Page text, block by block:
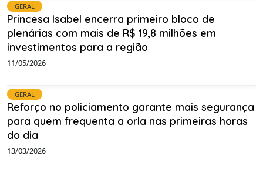
GERAL
Princesa Isabel encerra primeiro bloco de
plenárias com mais de R$ 19,8 milhões em
investimentos para a região
11/05/2026
GERAL
Reforço no policiamento garante mais segurança
para quem frequenta a orla nas primeiras horas
do dia
13/03/2026